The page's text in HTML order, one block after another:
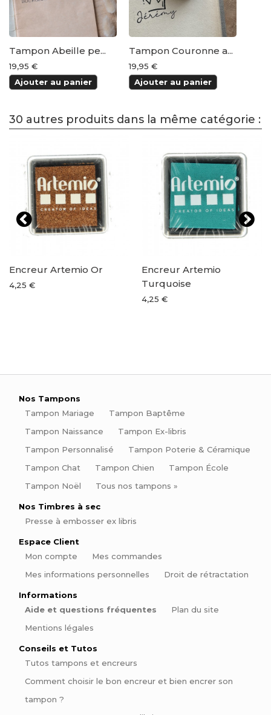
Tampon Abeille pe...
19,95 €
Ajouter au panier
Tampon Couronne a...
19,95 €
Ajouter au panier
30 autres produits dans la même catégorie :
Encreur Artemio Or
4,25 €
Encreur Artemio
Turquoise
4,25 €
Nos Tampons
Tampon Mariage
Tampon Baptême
Tampon Naissance
Tampon Ex-libris
Tampon Personnalisé
Tampon Poterie & Céramique
Tampon Chat
Tampon Chien
Tampon École
Tampon Noël
Tous nos tampons »
Nos Timbres à sec
Presse à embosser ex libris
Espace Client
Mon compte
Mes commandes
Mes informations personnelles
Droit de rétractation
Informations
Aide et questions fréquentes
Plan du site
Mentions légales
Conseils et Tutos
Tutos tampons et encreurs
Comment choisir le bon encreur et bien encrer son
tampon ?